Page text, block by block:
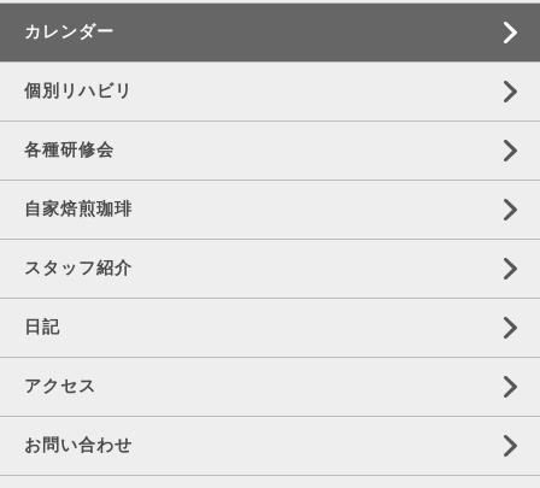
カレンダー
個別リハビリ
各種研修会
自家焙煎珈琲
スタッフ紹介
日記
アクセス
お問い合わせ